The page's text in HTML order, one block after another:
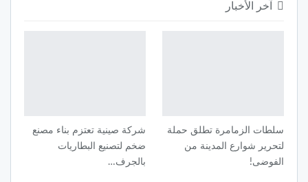
آخر الأخبار
سلطات الزمامرة تطلق حملة
لتحرير شوارع المدينة من
الفوضى!
شركة صينية تعتزم بناء مصنع
ضخم لتصنيع البطاريات
بالجرف…